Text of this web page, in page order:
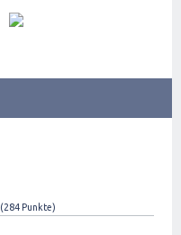
(284 Punkte)